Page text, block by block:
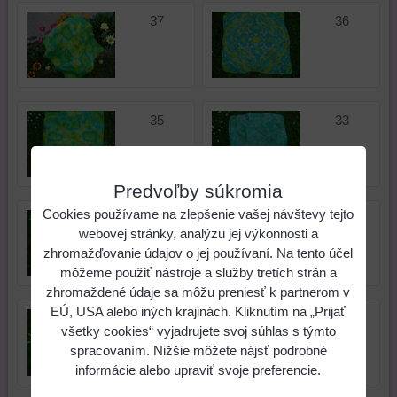
37 36
35 33
32 31
30 29
Predvoľby súkromia
Cookies používame na zlepšenie vašej návštevy tejto
webovej stránky, analýzu jej výkonnosti a
zhromažďovanie údajov o jej používaní. Na tento účel
môžeme použiť nástroje a služby tretích strán a
zhromaždené údaje sa môžu preniesť k partnerom v
EÚ, USA alebo iných krajinách. Kliknutím na „Prijať
všetky cookies“ vyjadrujete svoj súhlas s týmto
spracovaním. Nižšie môžete nájsť podrobné
informácie alebo upraviť svoje preferencie.